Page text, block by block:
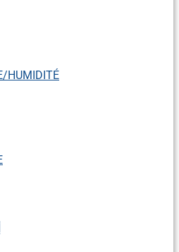
HUMIDITÉ